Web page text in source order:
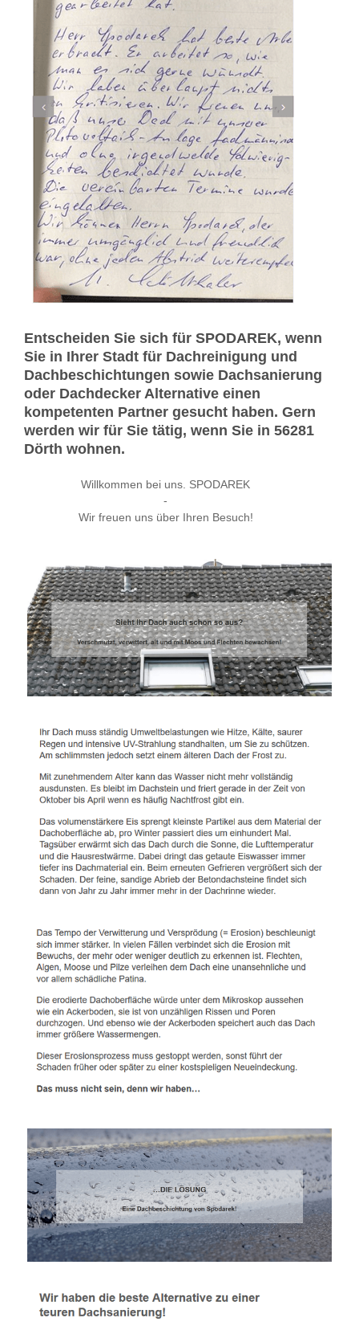
Entscheiden Sie sich für SPODAREK, wenn
Sie in Ihrer Stadt für Dachreinigung und
Dachbeschichtungen sowie Dachsanierung
oder Dachdecker Alternative einen
kompetenten Partner gesucht haben. Gern
werden wir für Sie tätig, wenn Sie in 56281
Dörth wohnen.
Willkommen bei uns. SPODAREK
-
Wir freuen uns über Ihren Besuch!